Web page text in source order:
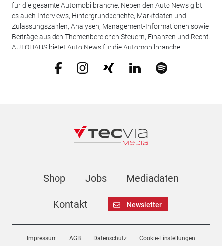
für die gesamte Automobilbranche. Neben den Auto News gibt
es auch Interviews, Hintergrundberichte, Marktdaten und
Zulassungszahlen, Analysen, Management-Informationen sowie
Beiträge aus den Themenbereichen Steuern, Finanzen und Recht.
AUTOHAUS bietet Auto News für die Automobilbranche.
Shop Jobs Mediadaten
Kontakt Newsletter
Impressum AGB Datenschutz Cookie-Einstellungen